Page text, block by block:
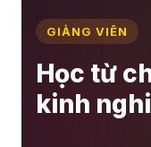
GIẢNG VIÊN
Học từ
kinh